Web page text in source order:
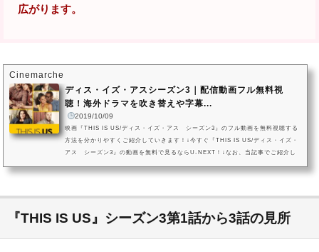
広がります。
Cinemarche
ディス・イズ・アスシーズン3｜配信動画フル無料視
聴！海外ドラマを吹き替えや字幕...
2019/10/09
映画『THIS IS US/ディス・イズ・アス シーズン3』のフル動画を無料視聴する
方法を分かりやすくご紹介していきます！↓今すぐ『THIS IS US/ディス・イズ・
アス シーズン3』の動画を無料で見るならU-NEXT！↓なお、当記事でご紹介し
『THIS IS US』シーズン3第1話から3話の見所